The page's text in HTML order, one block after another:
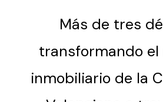
Más de tres
transformando
inmobiliario de la